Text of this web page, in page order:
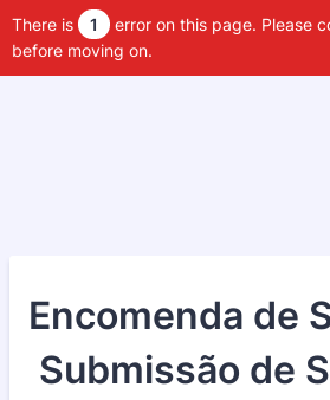
There is 1
error on this page. Please
before moving on.
Encomenda de
Submissão de